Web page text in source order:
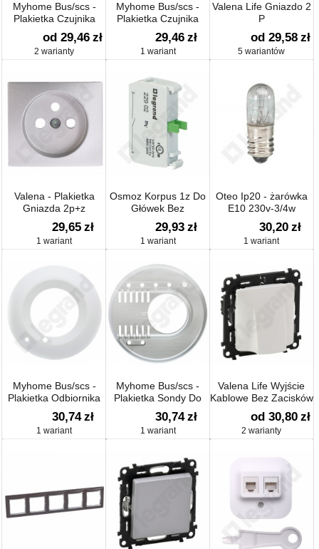
Myhome Bus/scs -
Plakietka Czujnika
Zalania
od 29,46 zł
2 warianty
Myhome Bus/scs -
Plakietka Czujnika
Propan/butan/metan
29,46 zł
1 wariant
Valena Life Gniazdo 2
P
od 29,58 zł
5 wariantów
Valena - Plakietka
Gniazda 2p+z
29,65 zł
1 wariant
Osmoz Korpus 1z Do
Główek Bez
Podświetlenia Zaciski
śrubowe
29,93 zł
1 wariant
Oteo Ip20 - żarówka
E10 230v-3/4w
30,20 zł
1 wariant
Myhome Bus/scs -
Plakietka Odbiornika
Podczerwieni Nr Ref.
0672 41
30,74 zł
1 wariant
Myhome Bus/scs -
Plakietka Sondy Do
Klimakonwektorów
30,74 zł
1 wariant
Valena Life Wyjście
Kablowe Bez Zacisków
od 30,80 zł
2 warianty